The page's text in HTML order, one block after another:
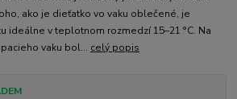
ako je dieťatko vo vaku oblečené, je
ideálne v teplotnom rozmedzí 15–21 °C. Na
vaku bol... celý popis